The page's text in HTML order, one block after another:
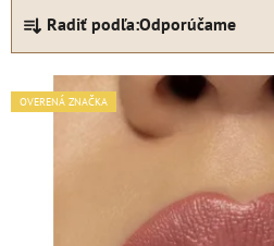
R
d
e
n
Radiť podľa:Odporúčame
VOVERENÁ ZNAČKA